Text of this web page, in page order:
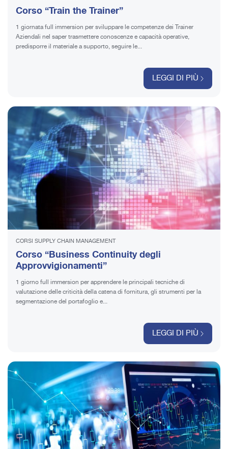
Corso “Train the Trainer”
1 giornata full immersion per sviluppare le competenze dei Trainer
Aziendali nel saper trasmettere conoscenze e capacità operative,
predisporre il materiale a supporto, seguire le...
LEGGI DI PIÙ
CORSI SUPPLY CHAIN MANAGEMENT
Corso “Business Continuity degli
Approvvigionamenti”
1 giorno full immersion per apprendere le principali tecniche di
valutazione delle criticità della catena di fornitura, gli strumenti per la
segmentazione del portafoglio e...
LEGGI DI PIÙ